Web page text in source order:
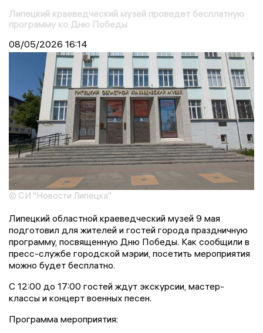
Липецкий краеведческий музей проведет бесплатную
программу ко Дню Победы
08/05/2026 16:14
© СИ "Новости Липецка"
Липецкий областной краеведческий музей 9 мая
подготовил для жителей и гостей города праздничную
программу, посвященную Дню Победы. Как сообщили в
пресс-службе городской мэрии, посетить мероприятия
можно будет бесплатно.
С 12:00 до 17:00 гостей ждут экскурсии, мастер-
классы и концерт военных песен.
Программа мероприятия: